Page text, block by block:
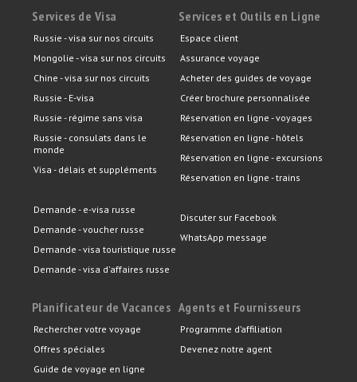
Services de Visa
Russie - visa sur nos circuits
Mongolie - visa sur nos circuits
Chine - visa sur nos circuits
Russie - E-visa
Russie - régime sans visa
Russie - consulats dans le
monde
Visa - délais et suppléments
Demande - e-visa russe
Demande - voucher russe
Demande - visa touristique russe
Demande - visa d'affaires russe
Services et Outils en Ligne
Espace client
Assurance voyage
Acheter des guides de voyage
Créer brochure personnalisée
Réservation en ligne - voyages
Réservation en ligne - hôtels
Réservation en ligne - excursions
Réservation en ligne - trains
Discuter sur Facebook
WhatsApp message
Planificateur de Vacances
Rechercher votre voyage
Offres spéciales
Guide de voyage en ligne
Agents et Fournisseurs
Programme d’affiliation
Devenez notre agent